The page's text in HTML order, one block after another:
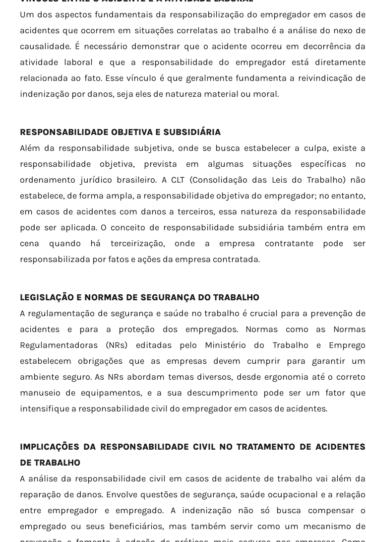
Um dos aspectos fundamentais da responsabilização do empregador em casos de
acidentes que ocorrem em situações correlatas ao trabalho é a análise do nexo de
causalidade. É necessário demonstrar que o acidente ocorreu em decorrência da
atividade laboral e que a responsabilidade do empregador está diretamente
relacionada ao fato. Esse vínculo é que geralmente fundamenta a reivindicação de
indenização por danos, seja eles de natureza material ou moral.
RESPONSABILIDADE OBJETIVA E SUBSIDIÁRIA
Além da responsabilidade subjetiva, onde se busca estabelecer a culpa, existe a
responsabilidade objetiva, prevista em algumas situações específicas no
ordenamento jurídico brasileiro. A CLT (Consolidação das Leis do Trabalho) não
estabelece, de forma ampla, a responsabilidade objetiva do empregador; no entanto,
em casos de acidentes com danos a terceiros, essa natureza da responsabilidade
pode ser aplicada. O conceito de responsabilidade subsidiária também entra em
cena quando há terceirização, onde a empresa contratante pode ser
responsabilizada por fatos e ações da empresa contratada.
LEGISLAÇÃO E NORMAS DE SEGURANÇA DO TRABALHO
A regulamentação de segurança e saúde no trabalho é crucial para a prevenção de
acidentes e para a proteção dos empregados. Normas como as Normas
Regulamentadoras (NRs) editadas pelo Ministério do Trabalho e Emprego
estabelecem obrigações que as empresas devem cumprir para garantir um
ambiente seguro. As NRs abordam temas diversos, desde ergonomia até o correto
manuseio de equipamentos, e a sua descumprimento pode ser um fator que
intensifique a responsabilidade civil do empregador em casos de acidentes.
IMPLICAÇÕES DA RESPONSABILIDADE CIVIL NO TRATAMENTO DE ACIDENTES
DE TRABALHO
A análise da responsabilidade civil em casos de acidente de trabalho vai além da
reparação de danos. Envolve questões de segurança, saúde ocupacional e a relação
entre empregador e empregado. A indenização não só busca compensar o
empregado ou seus beneficiários, mas também servir como um mecanismo de